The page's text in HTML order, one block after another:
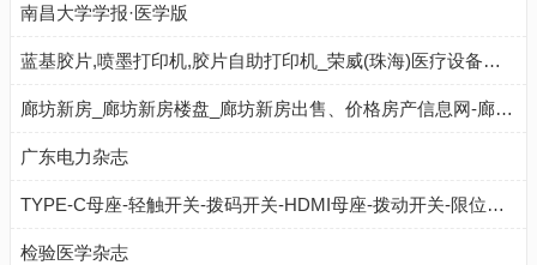
南昌大学学报·医学版
蓝基胶片,喷墨打印机,胶片自助打印机_荣威(珠海)医疗设备有限公司 - 八方资源网
廊坊新房_廊坊新房楼盘_廊坊新房出售、价格房产信息网-廊坊链家
广东电力杂志
TYPE-C母座-轻触开关-拨码开关-HDMI母座-拨动开关-限位开关-音频母座等开关插座-东莞市恒祺电子科技有限公司
检验医学杂志